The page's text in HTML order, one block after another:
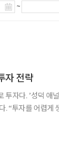
~
자 전략
자다. ’성덕 애
“투자를 어렵게